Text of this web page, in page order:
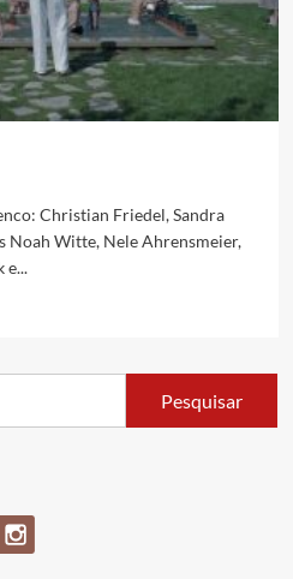
Christian Friedel, Sandra
Noah Witte, Nele Ahrensmeier,
e...